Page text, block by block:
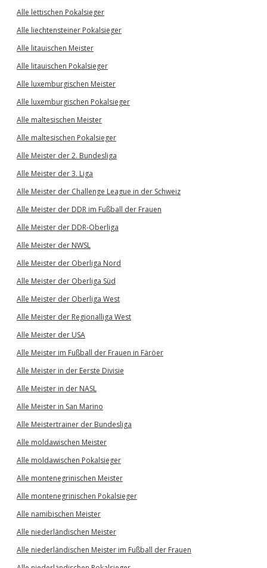
Alle lettischen Pokalsieger
Alle liechtensteiner Pokalsieger
Alle litauischen Meister
Alle litauischen Pokalsieger
Alle luxemburgischen Meister
Alle luxemburgischen Pokalsieger
Alle maltesischen Meister
Alle maltesischen Pokalsieger
Alle Meister der 2. Bundesliga
Alle Meister der 3. Liga
Alle Meister der Challenge League in der Schweiz
Alle Meister der DDR im Fußball der Frauen
Alle Meister der DDR-Oberliga
Alle Meister der NWSL
Alle Meister der Oberliga Nord
Alle Meister der Oberliga Süd
Alle Meister der Oberliga West
Alle Meister der Regionalliga West
Alle Meister der USA
Alle Meister im Fußball der Frauen in Färöer
Alle Meister in der Eerste Divisie
Alle Meister in der NASL
Alle Meister in San Marino
Alle Meistertrainer der Bundesliga
Alle moldawischen Meister
Alle moldawischen Pokalsieger
Alle montenegrinischen Meister
Alle montenegrinischen Pokalsieger
Alle namibischen Meister
Alle niederländischen Meister
Alle niederländischen Meister im Fußball der Frauen